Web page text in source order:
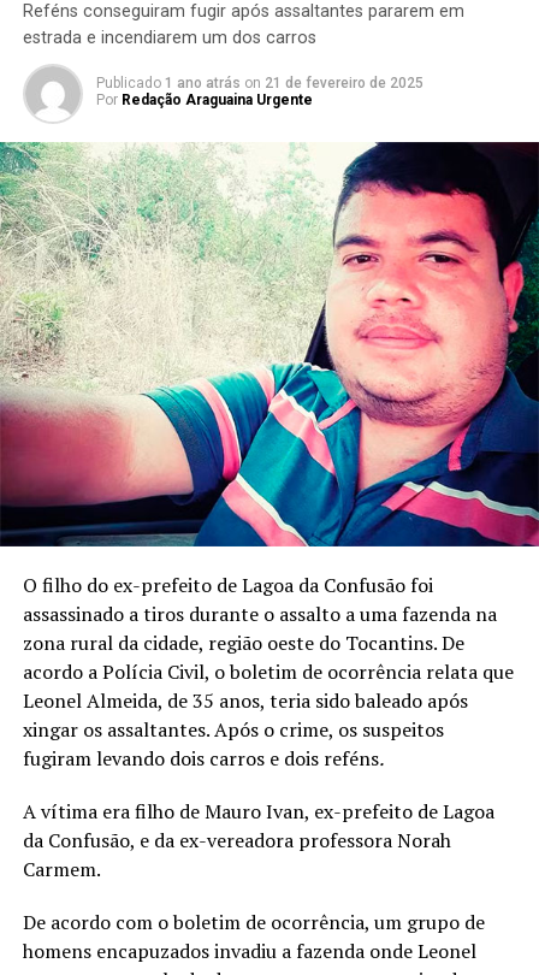
Reféns conseguiram fugir após assaltantes pararem em
estrada e incendiarem um dos carros
Publicado 1 ano atrás on 21 de fevereiro de 2025
Por Redação Araguaina Urgente
O filho do ex-prefeito de Lagoa da Confusão foi
assassinado a tiros durante o assalto a uma fazenda na
zona rural da cidade, região oeste do Tocantins. De
acordo a Polícia Civil, o boletim de ocorrência relata que
Leonel Almeida, de 35 anos, teria sido baleado após
xingar os assaltantes. Após o crime, os suspeitos
fugiram levando dois carros e dois reféns.
A vítima era filho de Mauro Ivan, ex-prefeito de Lagoa
da Confusão, e da ex-vereadora professora Norah
Carmem.
De acordo com o boletim de ocorrência, um grupo de
homens encapuzados invadiu a fazenda onde Leonel